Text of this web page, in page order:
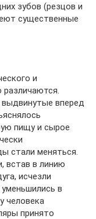
зубов (резцов и
существенные
и
различаются.
вперед
пищу и сырое
стали меняться.
встав в линию
исчезли
в
человека
принято